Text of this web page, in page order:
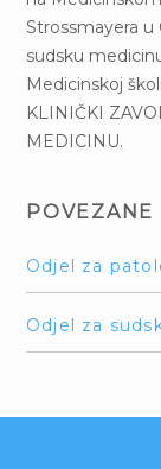
Strossmayera u
sudsku
Medicinskoj
KLINIČKI
MEDICINU.
Odjel za
Odjel za